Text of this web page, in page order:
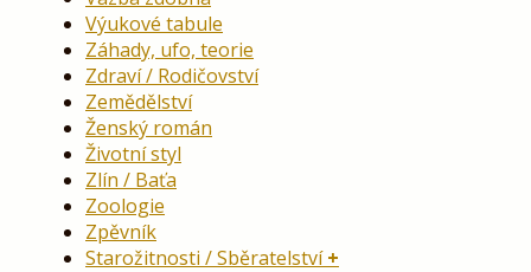
Výukové tabule
Záhady, ufo, teorie
Zdraví / Rodičovství
Zemědělství
Ženský román
Životní styl
Zlín / Baťa
Zoologie
Zpěvník
Starožitnosti / Sběratelství